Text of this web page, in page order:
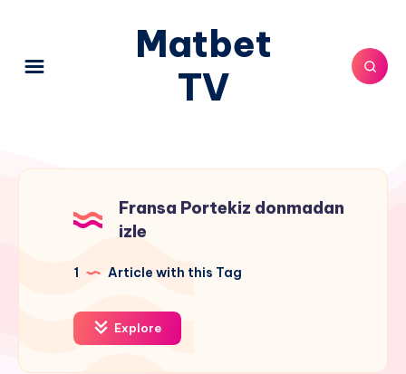
Matbet
TV
Fransa Portekiz donmadan
izle
1 Article with this Tag
Explore